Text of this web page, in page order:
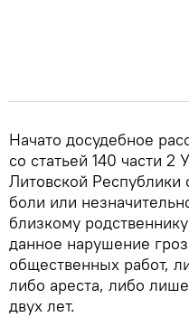
Начато досудебное
со статьей 140 части 2
Литовской
боли или
близкому
данное нарушение
общественных работ,
либо ареста, либо
двух лет.